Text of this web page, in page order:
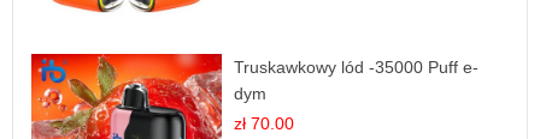
Truskawkowy lód -35000 Puff e-
dym
zł 70.00